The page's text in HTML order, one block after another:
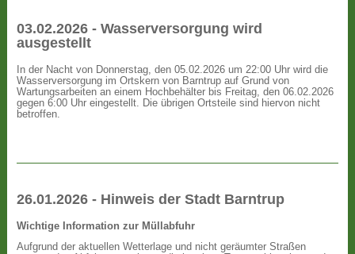
03.02.2026 - Wasserversorgung wird
ausgestellt
In der Nacht von Donnerstag, den 05.02.2026 um 22:00 Uhr wird die
Wasserversorgung im Ortskern von Barntrup auf Grund von
Wartungsarbeiten an einem Hochbehälter bis Freitag, den 06.02.2026
gegen 6:00 Uhr eingestellt. Die übrigen Ortsteile sind hiervon nicht
betroffen.
26.01.2026 - Hinweis der Stadt Barntrup
Wichtige Information zur Müllabfuhr
Aufgrund der aktuellen Wetterlage und nicht geräumter Straßen